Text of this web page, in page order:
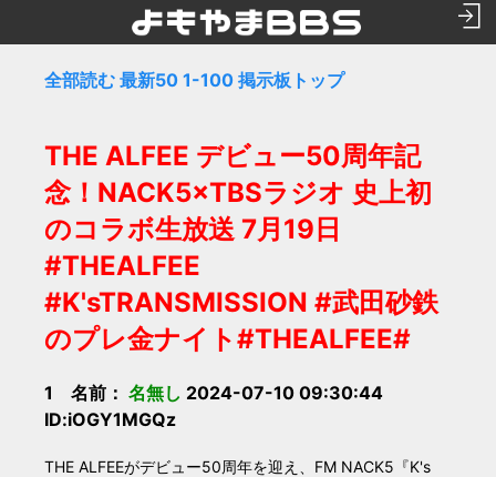
全部読む 最新50 1-100 掲示板トップ
THE ALFEE デビュー50周年記
念！NACK5×TBSラジオ 史上初
のコラボ生放送 7月19日
#THEALFEE
#K'sTRANSMISSION #武田砂鉄
のプレ金ナイト#THEALFEE#
1 名前： 名無し 2024-07-10 09:30:44
ID:iOGY1MGQz
THE ALFEEがデビュー50周年を迎え、FM NACK5『K's